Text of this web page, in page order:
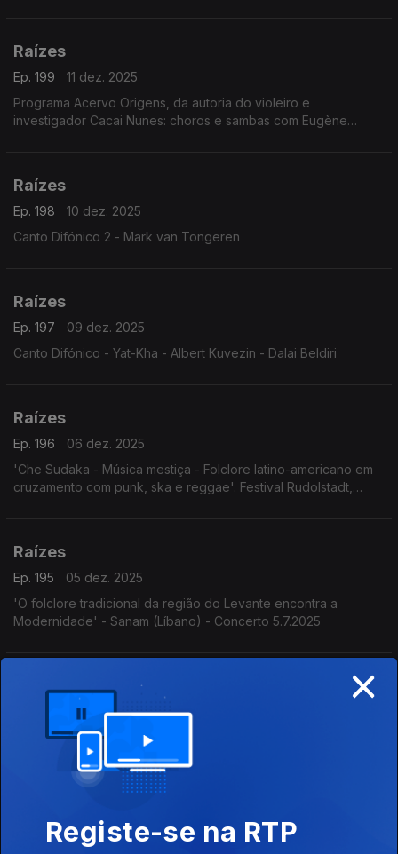
Raízes
Ep. 199
11 dez. 2025
Programa Acervo Origens, da autoria do violeiro e
investigador Cacai Nunes: choros e sambas com Eugène
Raízes
Ep. 198
10 dez. 2025
Canto Difónico 2 - Mark van Tongeren
Raízes
Ep. 197
09 dez. 2025
Canto Difónico - Yat-Kha - Albert Kuvezin - Dalai Beldiri
Raízes
Ep. 196
06 dez. 2025
'Che Sudaka - Música mestiça - Folclore latino-americano em
cruzamento com punk, ska e reggae'. Festival Rudolstadt,
Raízes
Ep. 195
05 dez. 2025
'O folclore tradicional da região do Levante encontra a
Modernidade' - Sanam (Líbano) - Concerto 5.7.2025
Raízes
04 dez. 2025
Programa Acervo Origens, da autoria do violeiro e
investigador Cacai Nunes: o encontro do bandolim de Deo
Rian com o Quinteto Villa-Lobos, os Irmãos Paranaense, o
Madrigal da UFRN e Milton Nascimento com o álbum Geraes,
Raízes
Ep. 193
03 dez. 2025
×
Registe-se na RTP